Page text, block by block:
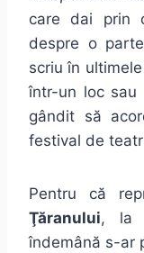
care dai prin
despre o
scriu în
într-un loc sau
gândit să
festival de
Pentru că
Ţăranului, la
îndemână s-ar